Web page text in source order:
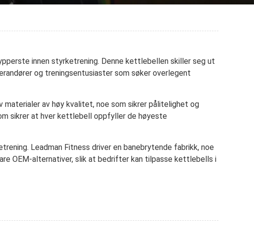
innen styrketrening. Denne kettlebellen skiller seg ut
og treningsentusiaster som søker overlegent
av høy kvalitet, noe som sikrer pålitelighet og
sikrer at hver kettlebell oppfyller de høyeste
Leadman Fitness driver en banebrytende fabrikk, noe
OEM-alternativer, slik at bedrifter kan tilpasse kettlebells i